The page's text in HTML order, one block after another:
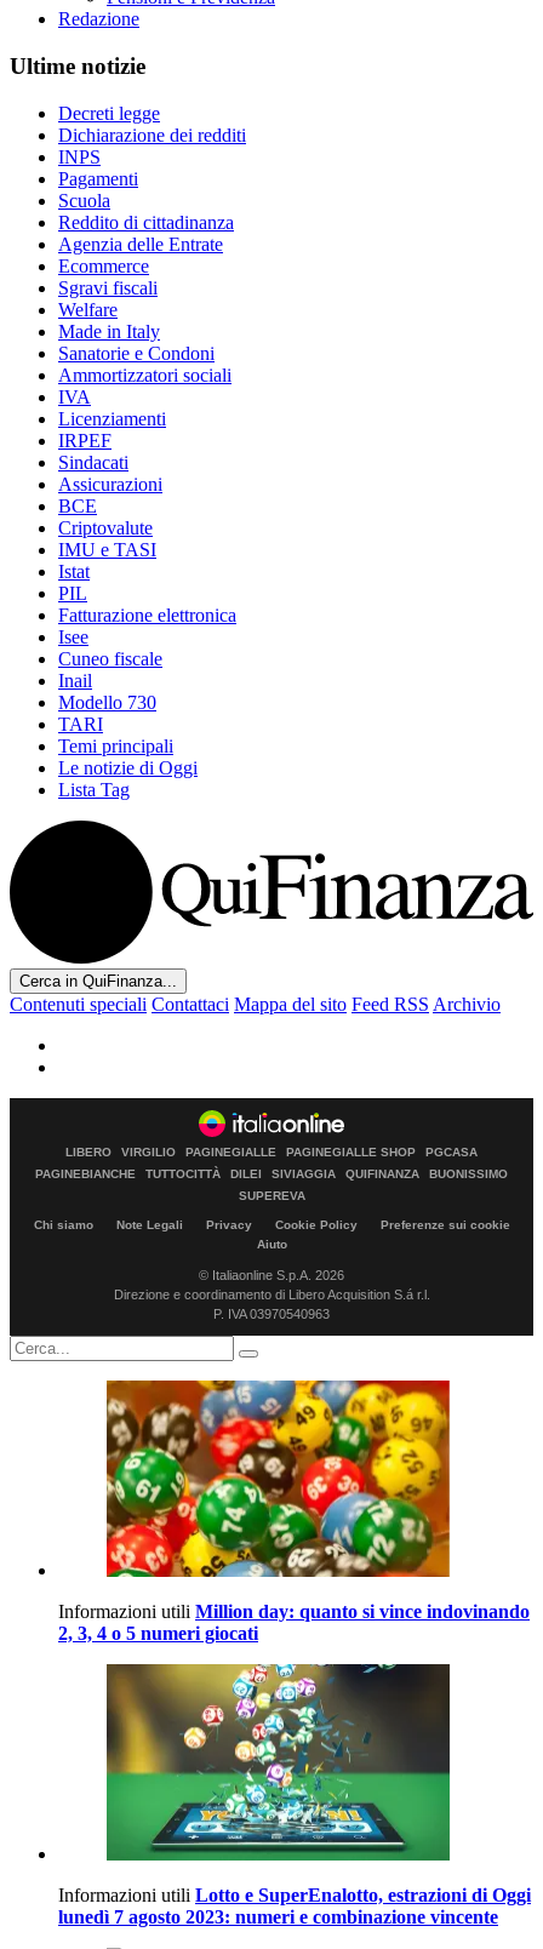
Redazione
Ultime notizie
Decreti legge
Dichiarazione dei redditi
INPS
Pagamenti
Scuola
Reddito di cittadinanza
Agenzia delle Entrate
Ecommerce
Sgravi fiscali
Welfare
Made in Italy
Sanatorie e Condoni
Ammortizzatori sociali
IVA
Licenziamenti
IRPEF
Sindacati
Assicurazioni
BCE
Criptovalute
IMU e TASI
Istat
PIL
Fatturazione elettronica
Isee
Cuneo fiscale
Inail
Modello 730
TARI
Temi principali
Le notizie di Oggi
Lista Tag
Cerca in QuiFinanza...
Contenuti speciali Contattaci Mappa del sito Feed RSS Archivio
LIBERO VIRGILIO PAGINEGIALLE PAGINEGIALLE SHOP
PGCASA
PAGINEBIANCHE
TUTTOCITTÀ DILEI SIVIAGGIA QUIFINANZA
BUONISSIMO
SUPEREVA
Chi siamo Note Legali Privacy Cookie Policy
Preferenze sui cookie
Aiuto
© Italiaonline S.p.A. 2026
Direzione e coordinamento di Libero Acquisition S.á r.l.
P. IVA 03970540963
Informazioni utili Million day: quanto si vince indovinando
2, 3, 4 o 5 numeri giocati
Informazioni utili Lotto e SuperEnalotto, estrazioni di Oggi
lunedì 7 agosto 2023: numeri e combinazione vincente